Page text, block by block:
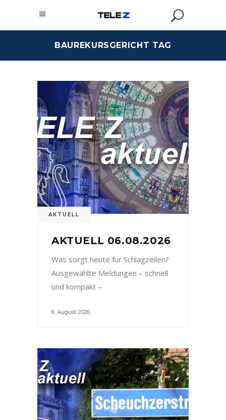
BAUREKURSGERICHT TAG
AKTUELL
AKTUELL 06.08.2026
Was sorgt heute für Schlagzeilen?
Ausgewählte Meldungen – schnell
und kompakt –
6. August 2026